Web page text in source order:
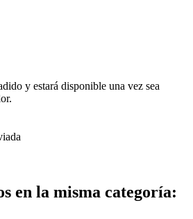
y estará disponible una vez sea
en la misma categoría: